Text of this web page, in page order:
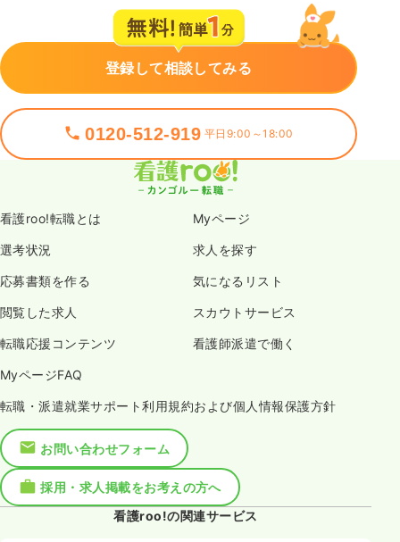
登録して相談してみる
0120-512-919 平日9:00～18:00
看護roo!転職とは Myページ
選考状況 求人を探す
応募書類を作る 気になるリスト
閲覧した求人 スカウトサービス
転職応援コンテンツ 看護師派遣で働く
MyページFAQ
転職・派遣就業サポート利用規約および個人情報保護方針
お問い合わせフォーム
採用・求人掲載をお考えの方へ
看護roo!の関連サービス